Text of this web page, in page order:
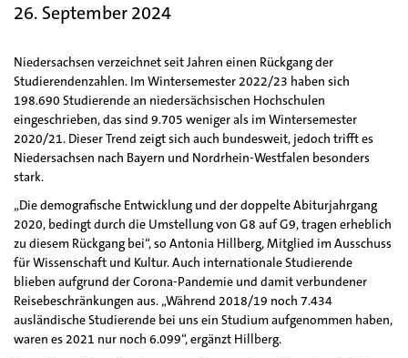
26. September 2024
Niedersachsen verzeichnet seit Jahren einen Rückgang der
Studierendenzahlen. Im Wintersemester 2022/23 haben sich
198.690 Studierende an niedersächsischen Hochschulen
eingeschrieben, das sind 9.705 weniger als im Wintersemester
2020/21. Dieser Trend zeigt sich auch bundesweit, jedoch trifft es
Niedersachsen nach Bayern und Nordrhein-Westfalen besonders
stark.
„Die demografische Entwicklung und der doppelte Abiturjahrgang
2020, bedingt durch die Umstellung von G8 auf G9, tragen erheblich
zu diesem Rückgang bei“, so Antonia Hillberg, Mitglied im Ausschuss
für Wissenschaft und Kultur. Auch internationale Studierende
blieben aufgrund der Corona-Pandemie und damit verbundener
Reisebeschränkungen aus. „Während 2018/19 noch 7.434
ausländische Studierende bei uns ein Studium aufgenommen haben,
waren es 2021 nur noch 6.099“, ergänzt Hillberg.